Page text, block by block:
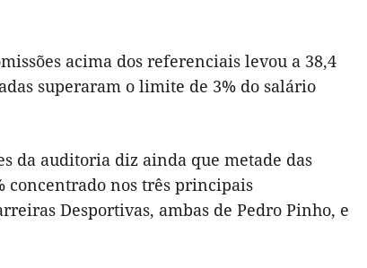
acima dos referenciais levou a 38,4
superaram o limite de 3% do salário
da auditoria diz ainda que metade das
concentrado nos três principais
Desportivas, ambas de Pedro Pinho, e